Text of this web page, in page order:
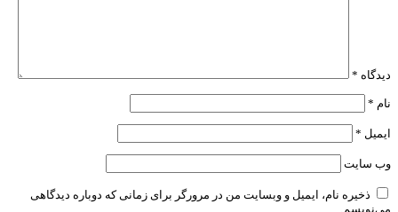
دیدگاه *
نام *
ایمیل *
وب‌ سایت
ذخیره نام، ایمیل و وبسایت من در مرورگر برای زمانی که دوباره دیدگاهی
می‌نویسم.